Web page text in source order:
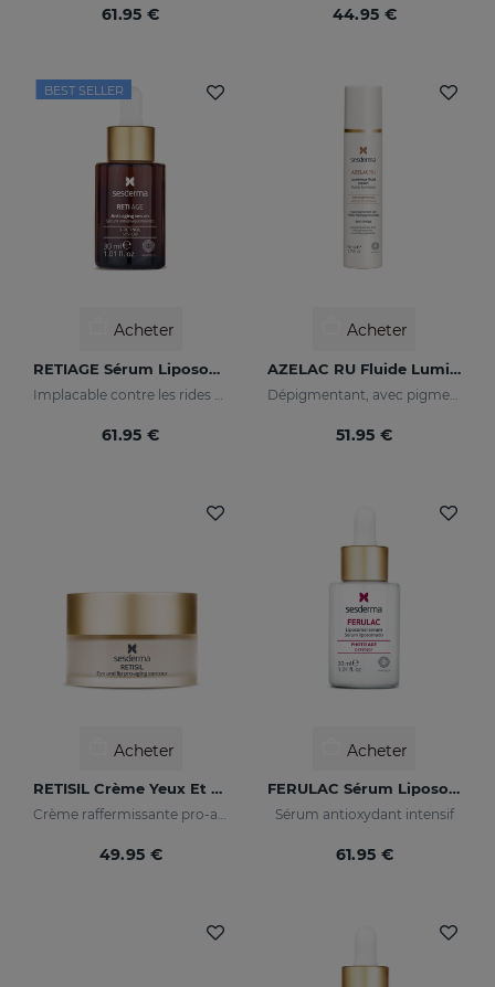
61.95 € 44.95 €
BEST SELLER
Acheter
RETIAGE Sérum Liposomal
61.95 €
Acheter
AZELAC RU Fluide Lumineux
Dépigmentant, avec pigments lumineux et filtres solaires
51.95 €
Acheter
RETISIL Crème Yeux Et Lèvres
Crème raffermissante pro-aging pour le contour des yeux et des lèvres
49.95 €
Acheter
FERULAC Sérum Liposomé
Sérum antioxydant intensif
61.95 €